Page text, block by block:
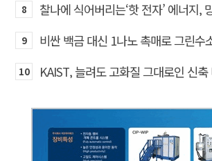
8
9 비싼 백금 대신 1나노 촉매로 그린수
10